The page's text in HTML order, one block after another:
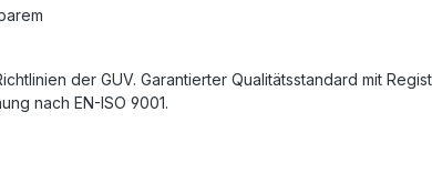
der GUV. Garantierter Qualitätsstandard mit
nach EN-ISO 9001.